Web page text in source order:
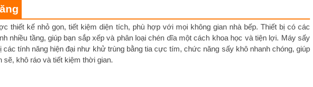
thiết kế nhỏ gọn, tiết kiệm diện tích, phù hợp với mọi không gian nhà bếp. Thiết bị có các
nhiều tầng, giúp bạn sắp xếp và phân loại chén dĩa một cách khoa học và tiện lợi. Máy sấy
tính năng hiện đại như khử trùng bằng tia cực tím, chức năng sấy khô nhanh chóng, giúp
khô ráo và tiết kiệm thời gian.